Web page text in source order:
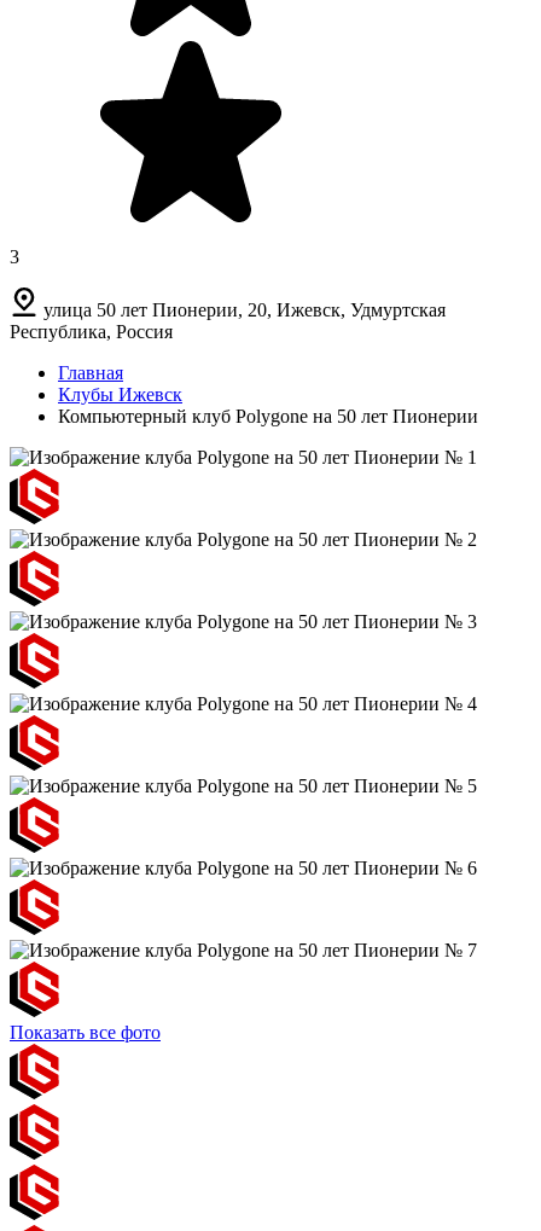
3
улица 50 лет Пионерии, 20, Ижевск, Удмуртская
Республика, Россия
Главная
Клубы Ижевск
Компьютерный клуб Polygone на 50 лет Пионерии
Показать все фото